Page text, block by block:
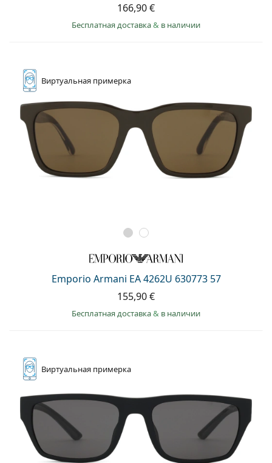
166,90 €
Бесплатная доставка& в наличии
Виртуальная примерка
Emporio Armani EA 4262U 630773 57
155,90 €
Бесплатная доставка& в наличии
Виртуальная примерка